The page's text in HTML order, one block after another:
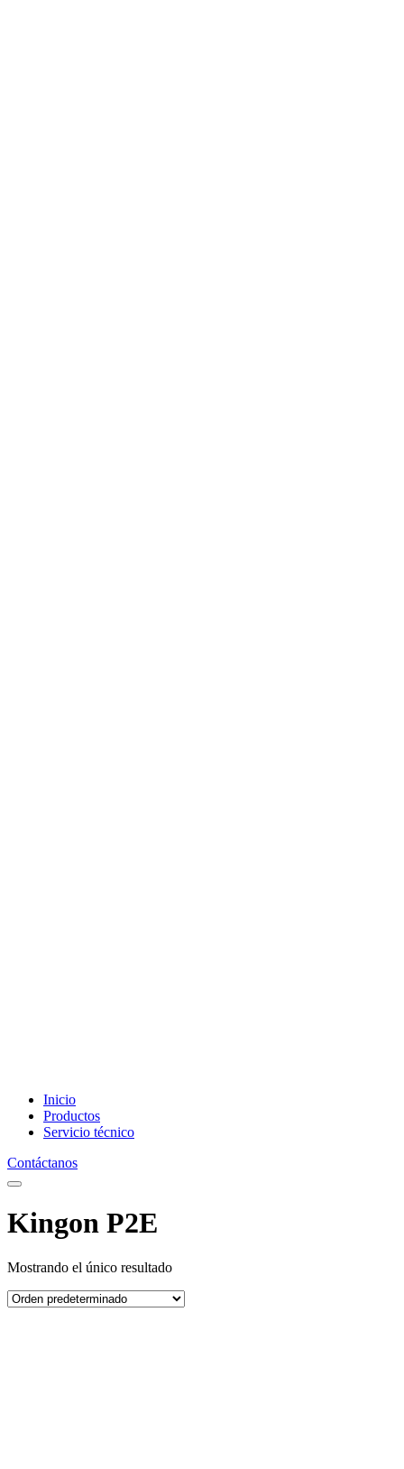
Inicio
Productos
Servicio técnico
Contáctanos
Kingon P2E
Mostrando el único resultado